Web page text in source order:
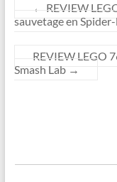
←
REVIEW
sauvetage en
REVIEW LEGO
Smash Lab →